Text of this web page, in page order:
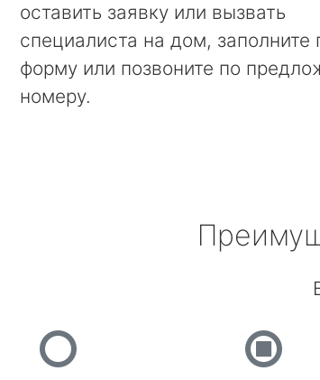
оставить заявку или вызвать
специалиста на дом, заполните
форму или позвоните по
номеру.